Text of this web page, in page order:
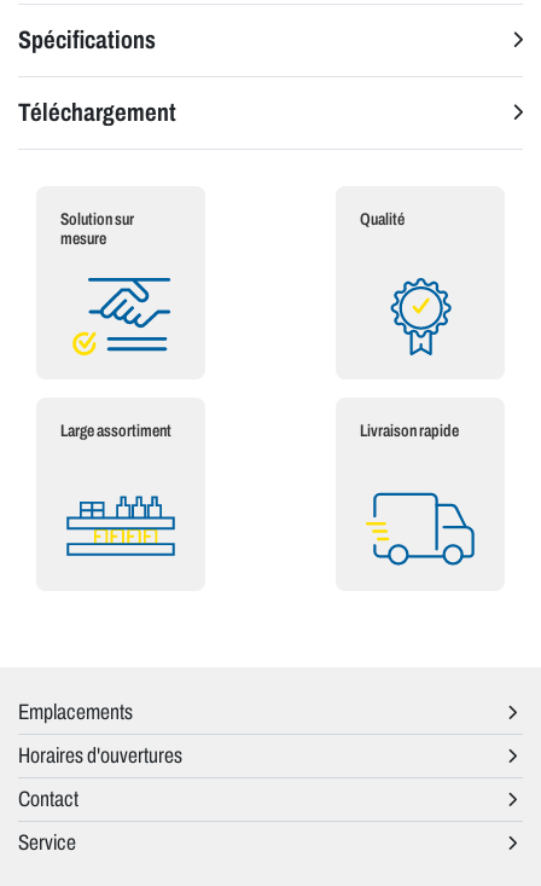
Spécifications
Téléchargement
Solution sur
mesure
Qualité
Large assortiment Livraison rapide
Emplacements
Horaires d'ouvertures
Contact
Service